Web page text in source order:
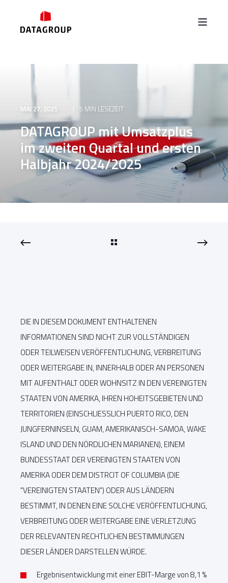
MAI 27, 2025 5 MIN LESEZEIT
DATAGROUP mit Umsatzplus
im zweiten Quartal und ersten
Halbjahr 2024/2025
DIE IN DIESEM DOKUMENT ENTHALTENEN
INFORMATIONEN SIND NICHT ZUR VOLLSTÄNDIGEN
ODER TEILWEISEN VERÖFFENTLICHUNG, VERBREITUNG
ODER WEITERGABE IN, INNERHALB ODER AN PERSONEN
MIT AUFENTHALT ODER WOHNSITZ IN DEN VEREINIGTEN
STAATEN VON AMERIKA, IHREN HOHEITSGEBIETEN UND
TERRITORIEN (EINSCHLIESSLICH PUERTO RICO, DEN
JUNGFERNINSELN, GUAM, AMERIKANISCH-SAMOA, WAKE
ISLAND UND DEN NÖRDLICHEN MARIANEN), EINEM
BUNDESSTAAT DER VEREINIGTEN STAATEN VON
AMERIKA ODER DEM DISTRCIT OF COLUMBIA (DIE
"VEREINIGTEN STAATEN") ODER AUS LÄNDERN
BESTIMMT, IN DENEN EINE SOLCHE VERÖFFENTLICHUNG,
VERBREITUNG ODER WEITERGABE EINE VERLETZUNG
DER RELEVANTEN RECHTLICHEN BESTIMMUNGEN
DIESER LÄNDER DARSTELLEN WÜRDE.
Ergebnisentwicklung mit einer EBIT-Marge von 8,1 %